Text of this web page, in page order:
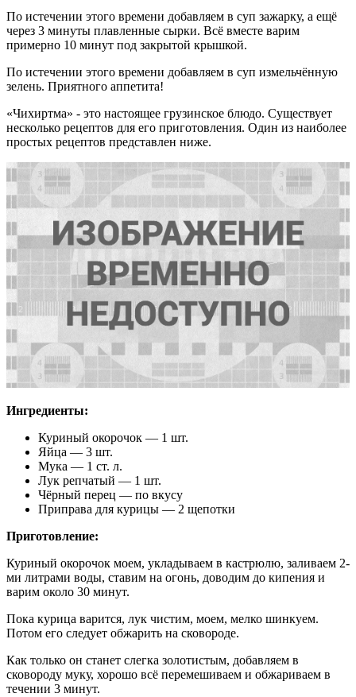
По истечении этого времени добавляем в суп зажарку, а ещё
через 3 минуты плавленные сырки. Всё вместе варим
примерно 10 минут под закрытой крышкой.
По истечении этого времени добавляем в суп измельчённую
зелень. Приятного аппетита!
«Чихиртма» - это настоящее грузинское блюдо. Существует
несколько рецептов для его приготовления. Один из наиболее
простых рецептов представлен ниже.
Ингредиенты:
Куриный окорочок — 1 шт.
Яйца — 3 шт.
Мука — 1 ст. л.
Лук репчатый — 1 шт.
Чёрный перец — по вкусу
Приправа для курицы — 2 щепотки
Приготовление:
Куриный окорочок моем, укладываем в кастрюлю, заливаем 2-
ми литрами воды, ставим на огонь, доводим до кипения и
варим около 30 минут.
Пока курица варится, лук чистим, моем, мелко шинкуем.
Потом его следует обжарить на сковороде.
Как только он станет слегка золотистым, добавляем в
сковороду муку, хорошо всё перемешиваем и обжариваем в
течении 3 минут.